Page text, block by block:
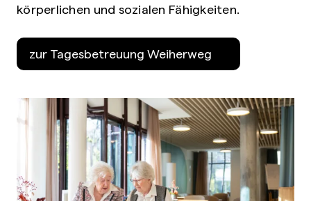
körperlichen und sozialen Fähigkeiten.
zur Tagesbetreuung Weiherweg